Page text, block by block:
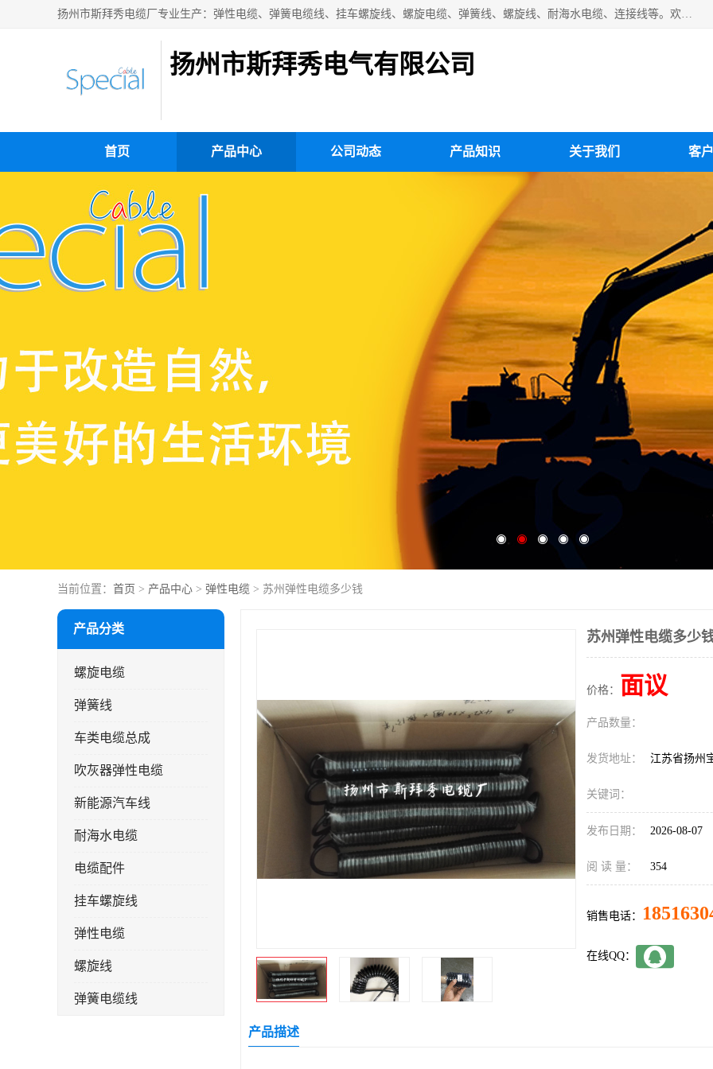
扬州市斯拜秀电缆厂专业生产：弹性电缆、弹簧电缆线、挂车螺旋线、螺旋电缆、弹簧线、螺旋线、耐海水电缆、连接线等。欢迎来电咨询！
扬州市斯拜秀电气有限公司
首页 产品中心 公司动态 产品知识 关于我们 客
当前位置： 首页 > 产品中心 > 弹性电缆 > 苏州弹性电缆多少钱
产品分类
螺旋电缆
弹簧线
车类电缆总成
吹灰器弹性电缆
新能源汽车线
耐海水电缆
电缆配件
挂车螺旋线
弹性电缆
螺旋线
弹簧电缆线
苏州弹性电缆多少
价格： 面议
产品数量：
发货地址： 江苏省扬州
关键词：
发布日期： 2026-08-07
阅 读 量： 354
销售电话：
在线QQ：
产品描述